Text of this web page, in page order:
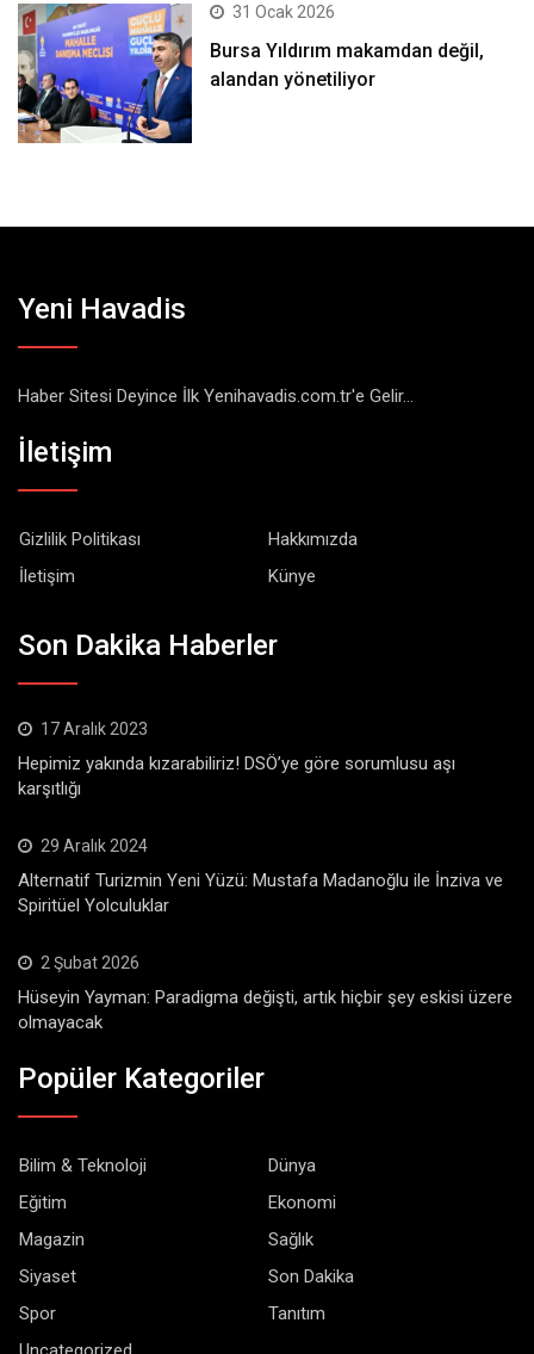
31 Ocak 2026
Bursa Yıldırım makamdan değil,
alandan yönetiliyor
Yeni Havadis
Haber Sitesi Deyince İlk Yenihavadis.com.tr'e Gelir...
İletişim
Gizlilik Politikası
Hakkımızda
İletişim
Künye
Son Dakika Haberler
17 Aralık 2023
Hepimiz yakında kızarabiliriz! DSÖ’ye göre sorumlusu aşı
karşıtlığı
29 Aralık 2024
Alternatif Turizmin Yeni Yüzü: Mustafa Madanoğlu ile İnziva ve
Spiritüel Yolculuklar
2 Şubat 2026
Hüseyin Yayman: Paradigma değişti, artık hiçbir şey eskisi üzere
olmayacak
Popüler Kategoriler
Bilim & Teknoloji
Dünya
Eğitim
Ekonomi
Magazin
Sağlık
Siyaset
Son Dakika
Spor
Tanıtım